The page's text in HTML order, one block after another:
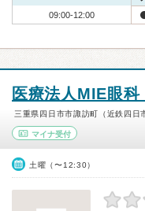
09:00-12:00
医療法人MIE眼
三重県四日市市諏訪町（近鉄四日
マイナ受付
土曜（〜12:30）